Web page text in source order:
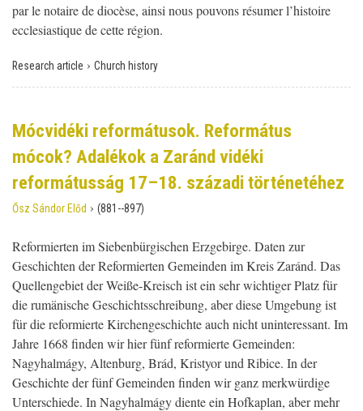
par le notaire de diocèse, ainsi nous pouvons résumer l’histoire
ecclesiastique de cette région.
Research article › Church history
Mócvidéki reformátusok. Református
mócok? Adalékok a Zaránd vidéki
reformátusság 17–18. századi történetéhez
Ősz Sándor Előd › (881--897)
Reformierten im Siebenbürgischen Erzgebirge. Daten zur
Geschichten der Reformierten Gemeinden im Kreis Zaránd. Das
Quellengebiet der Weiße-Kreisch ist ein sehr wichtiger Platz für
die rumänische Geschichtsschreibung, aber diese Umgebung ist
für die reformierte Kirchengeschichte auch nicht uninteressant. Im
Jahre 1668 finden wir hier fünf reformierte Gemeinden:
Nagyhalmágy, Altenburg, Brád, Kristyor und Ribice. In der
Geschichte der fünf Gemeinden finden wir ganz merkwürdige
Unterschiede. In Nagyhalmágy diente ein Hofkaplan, aber mehr